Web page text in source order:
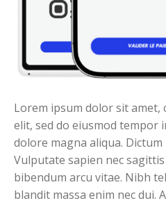
Lorem ipsum dolor sit amet,
elit, sed do eiusmod tempor
dolore magna aliqua.
Vulputate sapien nec
bibendum arcu vitae. Nibh
blandit massa enim nec dui.